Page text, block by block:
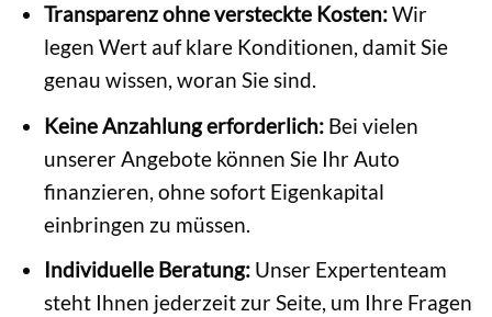
Transparenz ohne versteckte Kosten:Wir
legen Wert auf klare Konditionen, damit Sie
genau wissen, woran Sie sind.
Keine Anzahlung erforderlich:Bei vielen
unserer Angebote können Sie Ihr Auto
finanzieren, ohne sofort Eigenkapital
einbringen zu müssen.
Individuelle Beratung:Unser Expertenteam
steht Ihnen jederzeit zur Seite, um Ihre Fragen